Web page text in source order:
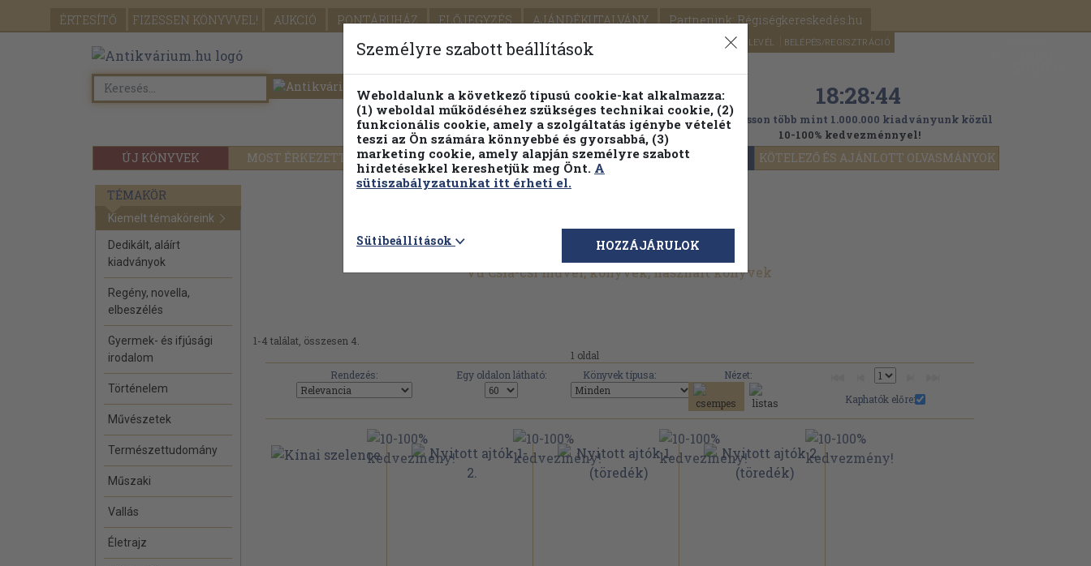
ÉRTESÍTŐ FIZESSEN KÖNYVVEL! AUKCIÓ PONTÁRUHÁZ ELŐJEGYZÉS AJÁNDÉKUTALVÁNY Partnerünk: Régiségkereskedés.hu
SEGÍTSÉG HÍRLEVÉL BELÉPÉS/REGISZTRÁCIÓ
ÚJ KÖNYVEK MOST ÉRKEZETT PILLANATNYI ÁRAINK FENNTARTHATÓ OLVASMÁNYOK KÖTELEZŐ ÉS AJÁNLOTT OLVASMÁNYOK
Részletes kereső Témaköri fa 18:28:43
Válogasson több mint 1.000.000 kiadványunk közül
10-100% kedvezménnyel!
TÉMAKÖR
Kiemelt témaköreink
Dedikált, aláírt
kiadványok
Regény, novella,
elbeszélés
Gyermek- és ifjúsági
irodalom
Történelem
Művészetek
Természettudomány
Műszaki
Vallás
Életrajz
Vu Csia-csi művei, könyvek, használt könyvek
1-4 találat, összesen 4.
1 oldal
Rendezés:
Egy oldalon látható: Könyvek típusa:
Nézet:
Kaphatók előre:
Személyre szabott beállítások
Weboldalunk a következő típusú cookie-kat alkalmazza:
(1) weboldal működéséhez szükséges technikai cookie, (2)
funkcionális cookie, amely a szolgáltatás igénybe vételét
teszi az Ön számára könnyebbé és gyorsabbá, (3)
marketing cookie, amely alapján személyre szabott
hirdetésekkel kereshetjük meg Önt. A
sütiszabályzatunkat itt érheti el.
Sütibeállítások HOZZÁJÁRULOK